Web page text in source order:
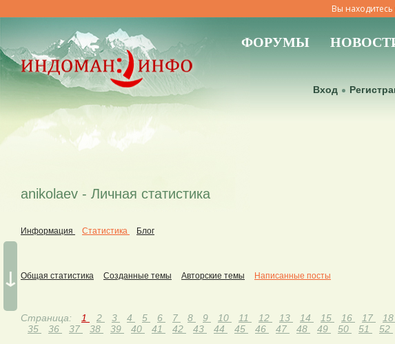
Вы
ФОРУМЫ
Вход
↓
anikolaev - Личная статистика
Информация Статистика Блог
Общая статистика Созданные темы Авторские темы Написанные посты
Страница: 1 2 3 4 5 6 7 8 9 10 11 12 13 14 15 16 17 18
35
36 37 38 39 40 41 42 43 44 45 46 47 48 49 50 51 52